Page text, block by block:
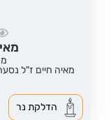
מאיה חיים ז"ל
הדלקת נר